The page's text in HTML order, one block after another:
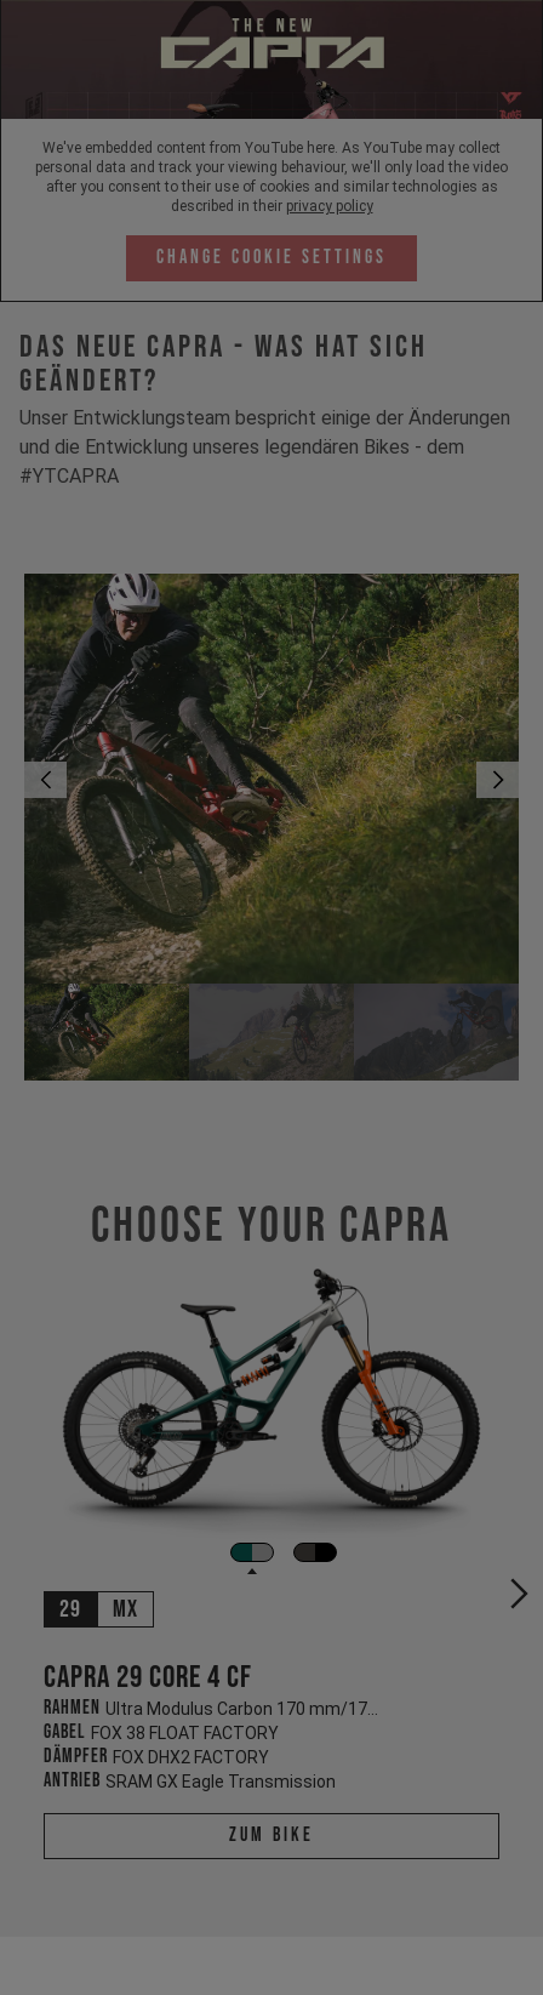
We've embedded content from YouTube here. As YouTube may collect
personal data and track your viewing behaviour, we'll only load the video
after you consent to their use of cookies and similar technologies as
described in their privacy policy
Change Cookie Settings
Das neue Capra - Was hat sich
geändert?
Unser Entwicklungsteam bespricht einige der Änderungen
und die Entwicklung unseres legendären Bikes - dem
#YTCAPRA
Choose Your CAPRA
29 MX
Capra 29 CORE 4 CF
Rahmen Ultra Modulus Carbon 170 mm/170 mm
Gabel FOX 38 FLOAT FACTORY
Dämpfer FOX DHX2 FACTORY
Antrieb SRAM GX Eagle Transmission
Zum Bike